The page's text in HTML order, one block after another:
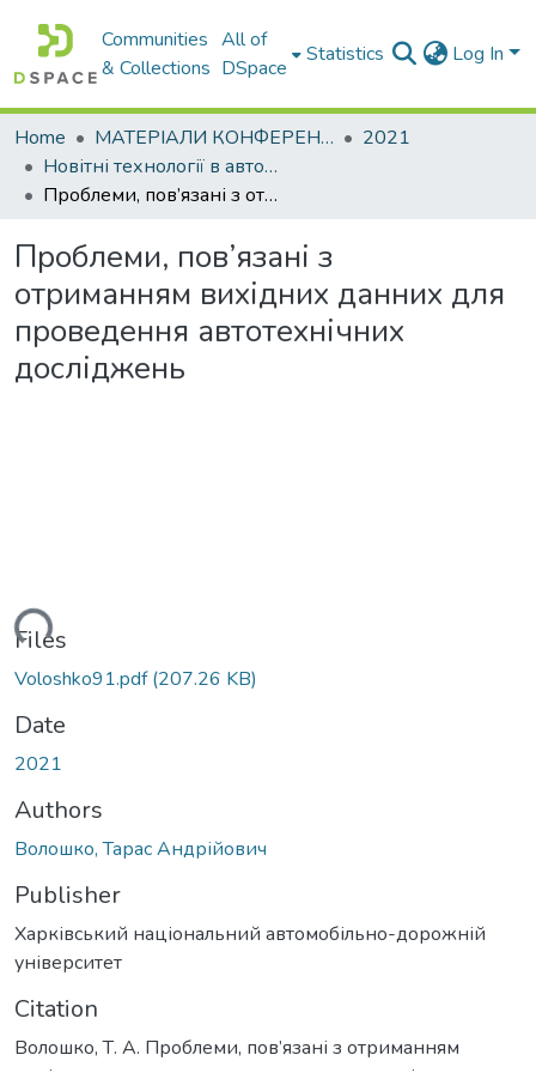
Communities
& Collections
All of
DSpace
Statistics Log In
Home МАТЕРІАЛИ КОНФЕРЕНЦІЙ
2021
Новітні технології в автомобілебудуванні, транспорті та при підготовці фахівців
Проблеми, пов’язані з отриманням вихідних данних для проведення автотехнічних досліджень
Проблеми, пов’язані з
отриманням вихідних данних для
проведення автотехнічних
досліджень
Files
Voloshko91.pdf(207.26 KB)
Date
2021
Authors
Волошко, Тарас Андрійович
Publisher
Харківський національний автомобільно-дорожній
університет
Citation
Волошко, Т. А. Проблеми, пов’язані з отриманням